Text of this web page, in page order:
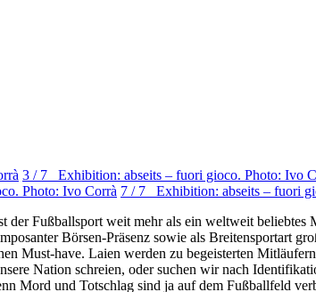
3 / 7 Exhibition: abseits – fuori gioco. Photo: Ivo
Photo: Ivo Corrà 7 / 7 Exhibition: abseits – fuori
Fußballsport weit mehr als ein weltweit beliebtes
Börsen-Präsenz sowie als Breitensportart
Must-have. Laien werden zu begeisterten
Nation schreien, oder suchen wir nach
Mord und Totschlag sind ja auf dem Fußballfeld